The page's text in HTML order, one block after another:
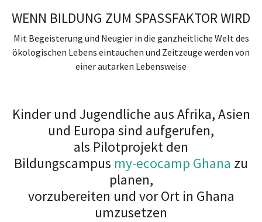
WENN BILDUNG ZUM SPASSFAKTOR WIRD
Mit Begeisterung und Neugier in die ganzheitliche Welt des
ökologischen Lebens eintauchen und Zeitzeuge werden von
einer autarken Lebensweise
Kinder und Jugendliche aus Afrika, Asien
und Europa sind aufgerufen,
als Pilotprojekt den
Bildungscampus my-ecocamp Ghana zu
planen,
vorzubereiten und vor Ort in Ghana
umzusetzen